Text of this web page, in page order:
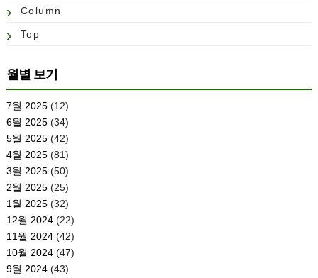
Column
Top
월별 보기
7월 2025(12)
6월 2025(34)
5월 2025(42)
4월 2025(81)
3월 2025(50)
2월 2025(25)
1월 2025(32)
12월 2024(22)
11월 2024(42)
10월 2024(47)
9월 2024(43)